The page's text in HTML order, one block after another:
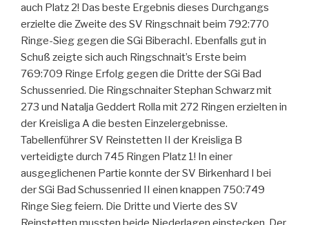
auch Platz 2! Das beste Ergebnis dieses Durchgangs
erzielte die Zweite des SV Ringschnait beim 792:770
Ringe-Sieg gegen die SGi BiberachI. Ebenfalls gut in
Schuß zeigte sich auch Ringschnait’s Erste beim
769:709 Ringe Erfolg gegen die Dritte der SGi Bad
Schussenried. Die Ringschnaiter Stephan Schwarz mit
273 und Natalja Geddert Rolla mit 272 Ringen erzielten in
der Kreisliga A die besten Einzelergebnisse.
Tabellenführer SV Reinstetten II der Kreisliga B
verteidigte durch 745 Ringen Platz 1! In einer
ausgeglichenen Partie konnte der SV Birkenhard I bei
der SGi Bad Schussenried II einen knappen 750:749
Ringe Sieg feiern. Die Dritte und Vierte des SV